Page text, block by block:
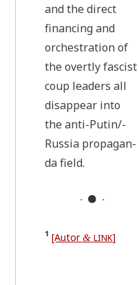
and the direct
finan­cing and
orche­stra­ti­on of
the overt­ly fascist
coup lea­ders all
dis­ap­pear into
the anti-Putin/­
Rus­sia pro­pa­gan­
da field.
・ ・
¹ [Autor& LINK]